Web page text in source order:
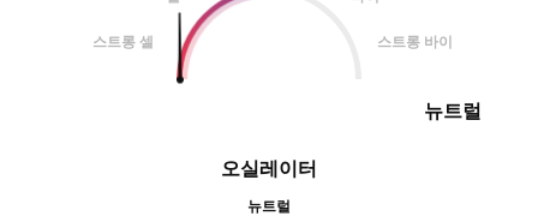
오실레이터
뉴트럴
스트롱 셀 스트롱 바이
뉴트럴